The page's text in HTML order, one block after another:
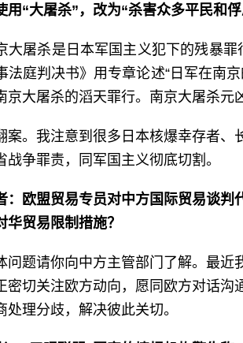
用“大屠杀”，改为“杀害众多平民和
大屠杀是日本军国主义犯下的残暴
法庭判决书》用专章论述“日军在南
京大屠杀的滔天罪行。南京大屠杀元
案。我注意到很多日本核爆幸存者
战争罪责，同军国主义彻底切割。
：欧盟贸易专员对中方国际贸易谈
贸易限制措施？
问题请你向中方主管部门了解。最
密切关注欧方动向，愿同欧方对话
处理分歧，解决彼此关切。